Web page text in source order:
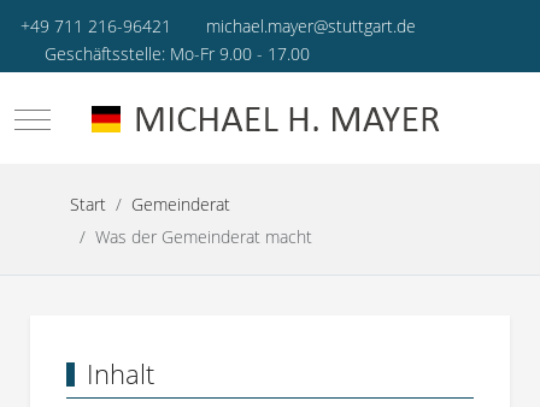
+49 711 216-96421
michael.mayer@stuttgart.de
Geschäftsstelle: Mo-Fr 9.00 - 17.00
Mobile Menu Toggle
Start
Gemeinderat
Was der Gemeinderat macht
Inhalt